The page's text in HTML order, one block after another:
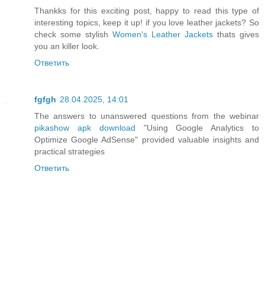
Thankks for this exciting post, happy to read this type of
interesting topics, keep it up! if you love leather jackets? So
check some stylish Women's Leather Jackets thats gives
you an killer look.
Ответить
fgfgh 28.04.2025, 14:01
The answers to unanswered questions from the webinar
pikashow apk download "Using Google Analytics to
Optimize Google AdSense" provided valuable insights and
practical strategies
Ответить